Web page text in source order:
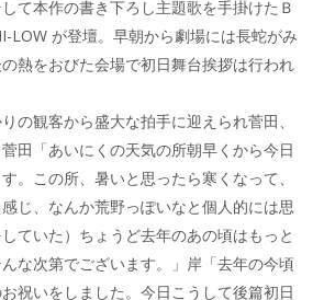
て本作の書き下ろし主題歌を手掛けたＢ
LOW が登壇。早朝から劇場には長蛇がみ
熱をおびた会場で初日舞台挨拶は行われ
の観客から盛大な拍手に迎えられ菅田、
田「あいにくの天気の所朝早くから今日
。この所、暑いと思ったら寒くなって、
じ、なんか荒野っぽいなと個人的には思
ていた）ちょうど去年のあの頃はもっと
な次第でございます。」岸「去年の今頃
祝いをしました。今日こうして後篇初日